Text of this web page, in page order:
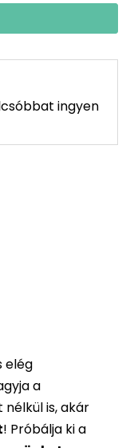
ingyen
elég
a
is, akár
! Próbálja ki a